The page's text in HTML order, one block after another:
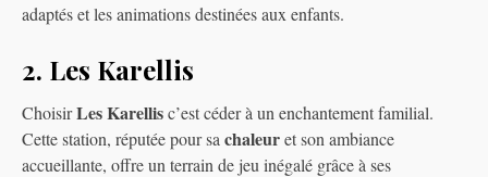
adaptés et les animations destinées aux enfants.
2. Les Karellis
ChoisirLes Karellisc’est céder à un enchantement familial.
Cette station, réputée pour sa chaleuret son ambiance
accueillante, offre un terrain de jeu inégalé grâce à ses